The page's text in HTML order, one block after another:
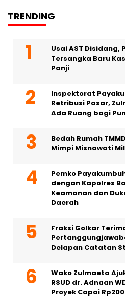
TRENDING
Usai AST Disidang,
Tersangka Baru
Panji
Inspektorat
Retribusi Pasar,
Ada Ruang bagi
Bedah Rumah
Mimpi Misnawati
Pemko
dengan Kapolres
Keamanan dan
Daerah
Fraksi Golkar
Delapan Catatan
Wako Zulmaeta
RSUD dr. Adnaan
Proyek Capai